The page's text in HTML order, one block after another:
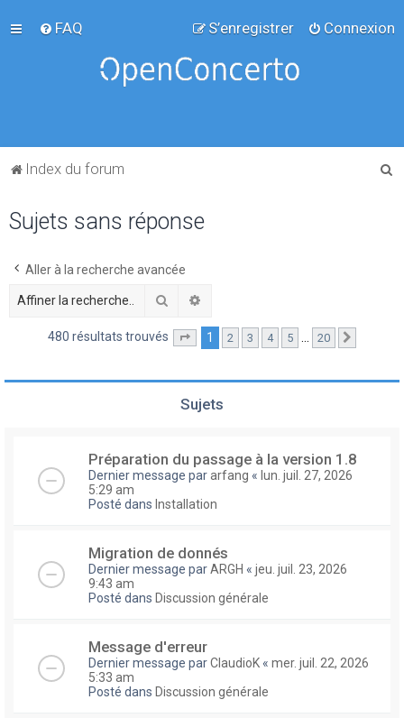
FAQ Connexion
S’enregistrer
Index du forum
Sujets sans réponse
Aller à la recherche avancée
Rechercher
480 résultats trouvés Page sur20
1 2 3 4 5 … 20
Sujets
Préparation du passage à la version 1.8
Dernier message pararfang « lun. juil. 27, 2026
5:29 am
Posté dans Installation
Migration de donnés
Dernier message parARGH « jeu. juil. 23, 2026
9:43 am
Posté dans Discussion générale
Message d'erreur
Dernier message parClaudioK « mer. juil. 22, 2026
5:33 am
Posté dans Discussion générale